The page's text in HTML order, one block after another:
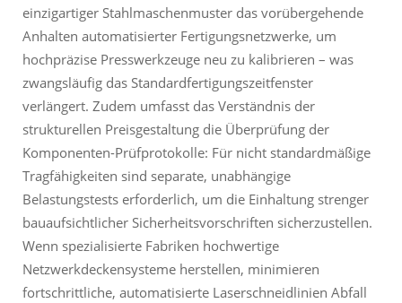
einzigartiger Stahlmaschenmuster das vorübergehende
Anhalten automatisierter Fertigungsnetzwerke, um
hochpräzise Presswerkzeuge neu zu kalibrieren – was
zwangsläufig das Standardfertigungszeitfenster
verlängert. Zudem umfasst das Verständnis der
strukturellen Preisgestaltung die Überprüfung der
Komponenten-Prüfprotokolle: Für nicht standardmäßige
Tragfähigkeiten sind separate, unabhängige
Belastungstests erforderlich, um die Einhaltung strenger
bauaufsichtlicher Sicherheitsvorschriften sicherzustellen.
Wenn spezialisierte Fabriken hochwertige
Netzwerkdeckensysteme herstellen, minimieren
fortschrittliche, automatisierte Laserschneidlinien Abfall